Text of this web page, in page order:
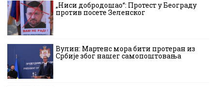
„Ниси добродошао“: Протест у Београду
против посете Зеленског
Вулин: Мартенс мора бити протеран из
Србије због нашег самопоштовања